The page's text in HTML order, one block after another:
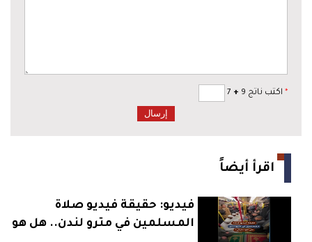
* اكتب ناتج 9 +
اقرأ أيضاً
فيديو: حقيقة فيديو صلاة
المسلمين في مترو لندن.. هل هو